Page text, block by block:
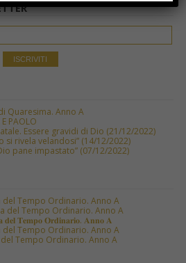
Quaresima. Anno A
PAOLO
Essere gravidi di Dio (21/12/2022)
si rivela velandosi” (14/12/2022)
pane impastato” (07/12/2022)
del Tempo Ordinario. Anno A
del Tempo Ordinario. Anno A
𝐝𝐞𝐥 𝐓𝐞𝐦𝐩𝐨 𝐎𝐫𝐝𝐢𝐧𝐚𝐫𝐢𝐨. 𝐀𝐧𝐧𝐨 𝐀
del Tempo Ordinario. Anno A
del Tempo Ordinario. Anno A